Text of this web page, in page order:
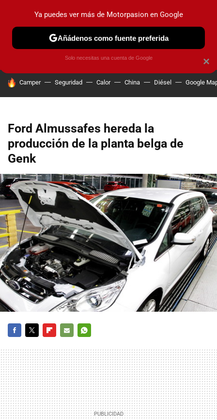
PRUEBAS COCHES ELÉCTRICOS OBSERVATORIO
HOY SE HABLA DE
Camper Seguridad Calor China Diésel Google
Ford Almussafes hereda la
producción de la planta belga de
Genk
MAIL
×
Ya puedes ver más de Motorpasion en Google
Añádenos como fuente preferida
Solo necesitas una cuenta de Google